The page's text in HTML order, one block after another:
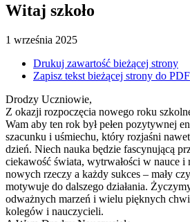
Witaj szkoło
1 września 2025
Drukuj zawartość bieżącej strony
Zapisz tekst bieżącej strony do PDF
Drodzy Uczniowie,
Z okazji rozpoczęcia nowego roku
Wam aby ten rok był pełen pozytywnej
szacunku i uśmiechu, który rozjaśni
dzień. Niech nauka będzie fascynującą
ciekawość świata, wytrwałości w nauce i
nowych rzeczy a każdy sukces – mały
motywuje do dalszego działania.
odważnych marzeń i wielu pięknych
kolegów i nauczycieli.